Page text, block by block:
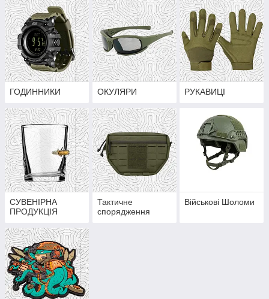
ГОДИННИКИ ОКУЛЯРИ РУКАВИЦІ
СУВЕНІРНА
ПРОДУКЦІЯ
Тактичне
спорядження
Військові Шоломи